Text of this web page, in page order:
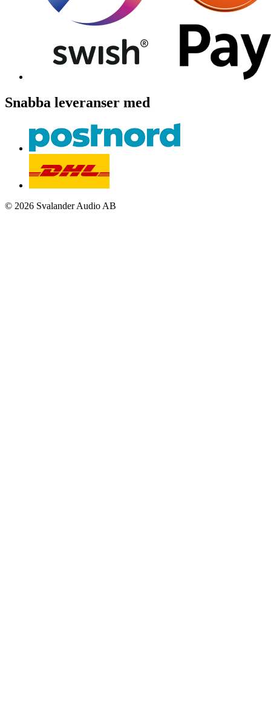
Snabba leveranser med
© 2026 Svalander Audio AB